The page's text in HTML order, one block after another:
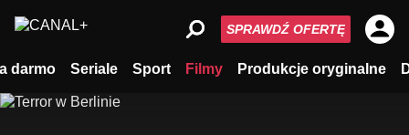
darmo Seriale Sport Filmy Produkcje oryginalne
SPRAWDŹ OFERTĘ